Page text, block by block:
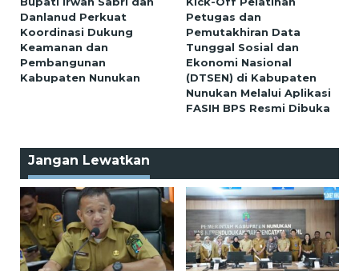
Danlanud Perkuat
Koordinasi Dukung
Keamanan dan
Pembangunan
Kabupaten Nunukan
Petugas dan
Pemutakhiran Data
Tunggal Sosial dan
Ekonomi Nasional
(DTSEN) di Kabupaten
Nunukan Melalui Aplikasi
FASIH BPS Resmi Dibuka
Jangan Lewatkan